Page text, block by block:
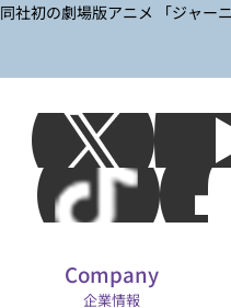
同社初の劇場版アニメ 「ジャー
Company
企業情報